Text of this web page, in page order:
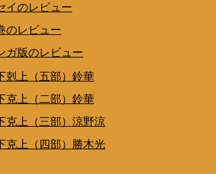
イのレビュー
のレビュー
ガ版のレビュー
剋上（五部）鈴華
克上（二部）鈴華
克上（三部）涼野涼
克上（四部）勝木光